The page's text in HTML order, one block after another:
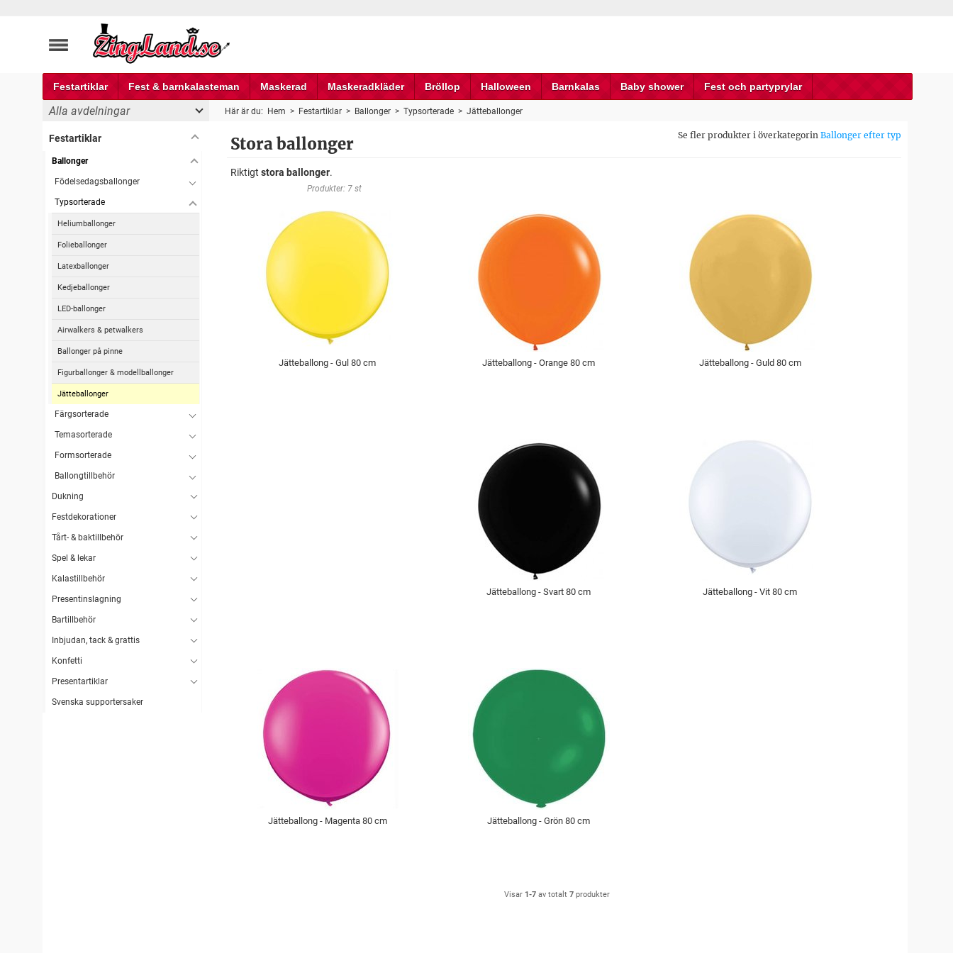
Festartiklar Fest & barnkalasteman Maskerad Maskeradkläder Bröllop Halloween Barnkalas Baby shower Fest och partyprylar
Alla avdelningar Här är du: Hem > Festartiklar> Ballonger> Typsorterade> Jätteballonger
Stora ballonger Se fler produkter i överkategorin Ballonger efter typ
Riktigt stora ballonger.
Festartiklar
Ballonger
Födelsedagsballonger
Typsorterade
Heliumballonger
Folieballonger
Latexballonger
Kedjeballonger
LED-ballonger
Airwalkers & petwalkers
Ballonger på pinne
Figurballonger & modellballonger
Jätteballonger
Färgsorterade
Temasorterade
Formsorterade
Ballongtillbehör
Dukning
Festdekorationer
Tårt- & baktillbehör
Spel & lekar
Kalastillbehör
Presentinslagning
Bartillbehör
Inbjudan, tack & grattis
Konfetti
Presentartiklar
Svenska supportersaker
Produkter: 7 st
Jätteballong - Gul 80 cm Jätteballong - Orange 80 cm Jätteballong - Guld 80 cm
Jätteballong - Svart 80 cm Jätteballong - Vit 80 cm
Jätteballong - Magenta 80 cm Jätteballong - Grön 80 cm
Visar 1-7av totalt 7produkter